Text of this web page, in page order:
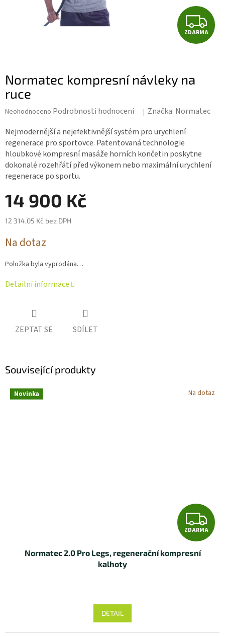
Z
D
M
ZDARMA
Normatec kompresní návleky na
ruce
Průměrné
produktu
0,0
z 5
hvězdiček.
Neohodnoceno Podrobnosti hodnocení Značka: Normatec
Nejmodernější a nejefektivnější systém pro urychlení
regenerace pro sportovce. Patentovaná technologie
hloubkové kompresní masáže horních končetin poskytne
dokonalé rozehřátí před výkonem nebo maximální urychlení
regenerace po sportu.
14 900 Kč
12 314,05 Kč bez DPH
cena:
Na dotaz
Položka byla vyprodána…
Detailní informace
ZEPTAT SE SDÍLET
Související produkty
Novinka
Z
D
ZDARMA
Na dotaz
Normatec 2.0 Pro Legs, regenerační kompresní
kalhoty
DETAIL